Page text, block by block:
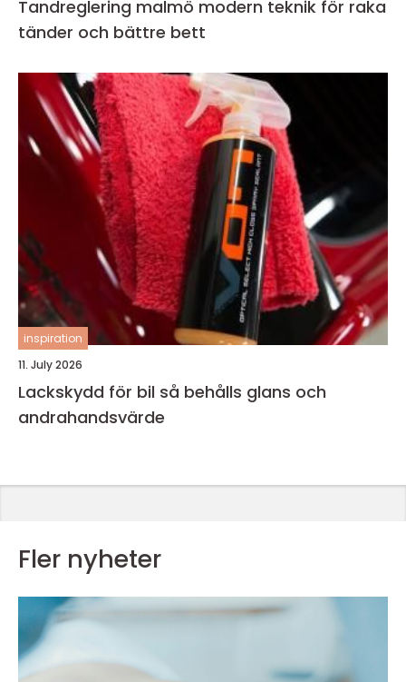
Tandreglering malmö modern teknik för raka
tänder och bättre bett
inspiration
11. July 2026
Lackskydd för bil så behålls glans och
andrahandsvärde
Fler nyheter